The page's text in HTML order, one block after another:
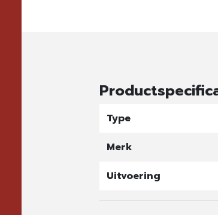
Type
Merk
Uitvoering